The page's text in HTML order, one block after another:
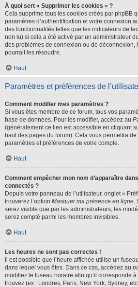
À quoi sert « Supprimer les cookies » ?
Cela supprime tous les cookies créés par phpBB
paramètres d’authentification et votre connexion
des fonctionnalités telles que les indicateurs de
non lu) si cela a été activé par un administrateur
des problèmes de connexion ou de déconnexion,
pourrait les résoudre.
Haut
Paramètres et préférences de
Comment modifier mes paramètres ?
Si vous êtes membre de ce forum, tous vos
base de données. Pour les modifier, accédez au
(généralement ce lien est accessible en cliquant
haut des pages du forum). Cela vous permettra
paramètres et préférences de votre compte.
Haut
Comment empêcher mon nom d’apparaître
connectés ?
Depuis votre panneau de l’utilisateur, onglet «
trouverez l’option Masquer ma présence en ligne.
serez visible que par les administrateurs, les
serez compté parmi les membres invisibles.
Haut
Les heures ne sont pas correctes !
Il est possible que l’heure affichée utilise un
dans lequel vous êtes. Dans ce cas, accédez au
modifiez le fuseau horaire afin qu’il corresponde
trouvez (ex : Londres, Paris, New York, Sydney,